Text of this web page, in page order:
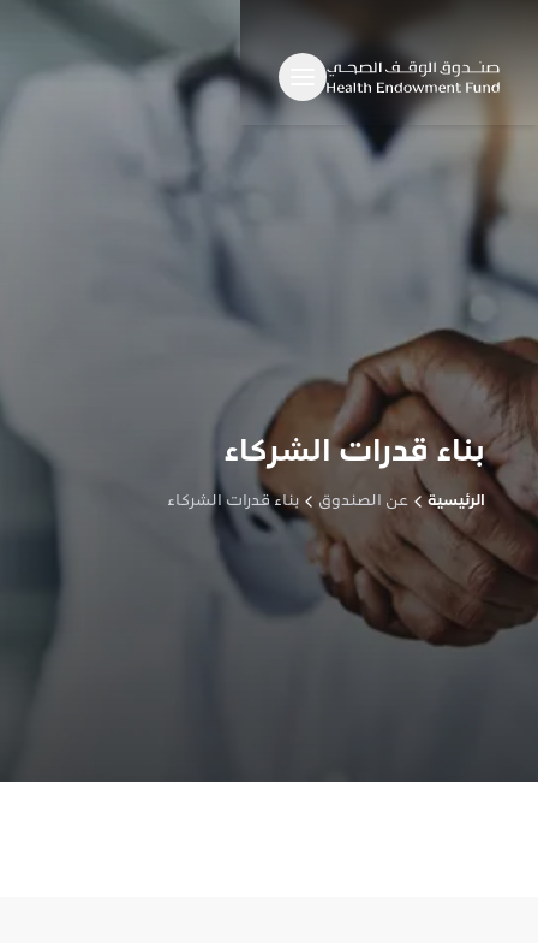
بناء قدرات الشركاء
الرئيسية عن الصندوق بناء قدرات الشركاء